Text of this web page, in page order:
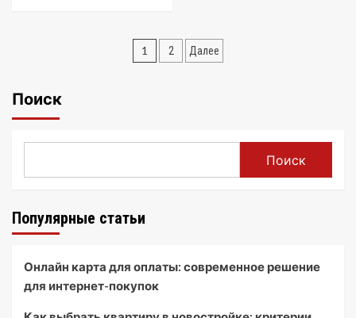
Пагинация
1 2 Далее
Поиск
Поиск
Популярные статьи
Онлайн карта для оплаты: современное решение
для интернет-покупок